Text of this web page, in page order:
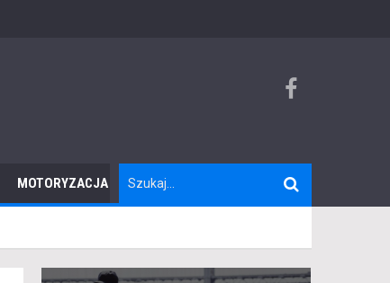
MOTORYZACJA TURYSTYKA